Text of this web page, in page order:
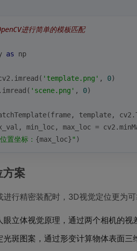
进行简单的模板匹配
as np
'template.png' , 0)
'scene.png' , 0)
template,
min_loc, max_loc =
置坐标： {max_loc}" )
案
进行精密装配时，3D视觉定位更为
眼立体视觉原理，通过两个相机的视
光斑图案，通过形变计算物体表面三